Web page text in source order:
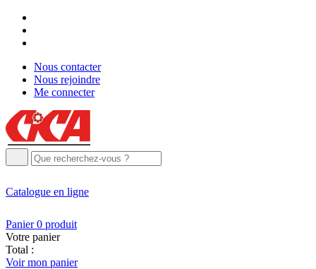
Nous contacter
Nous rejoindre
Me connecter
Catalogue en ligne
Panier 0 produit
Votre panier
Total :
Voir mon panier